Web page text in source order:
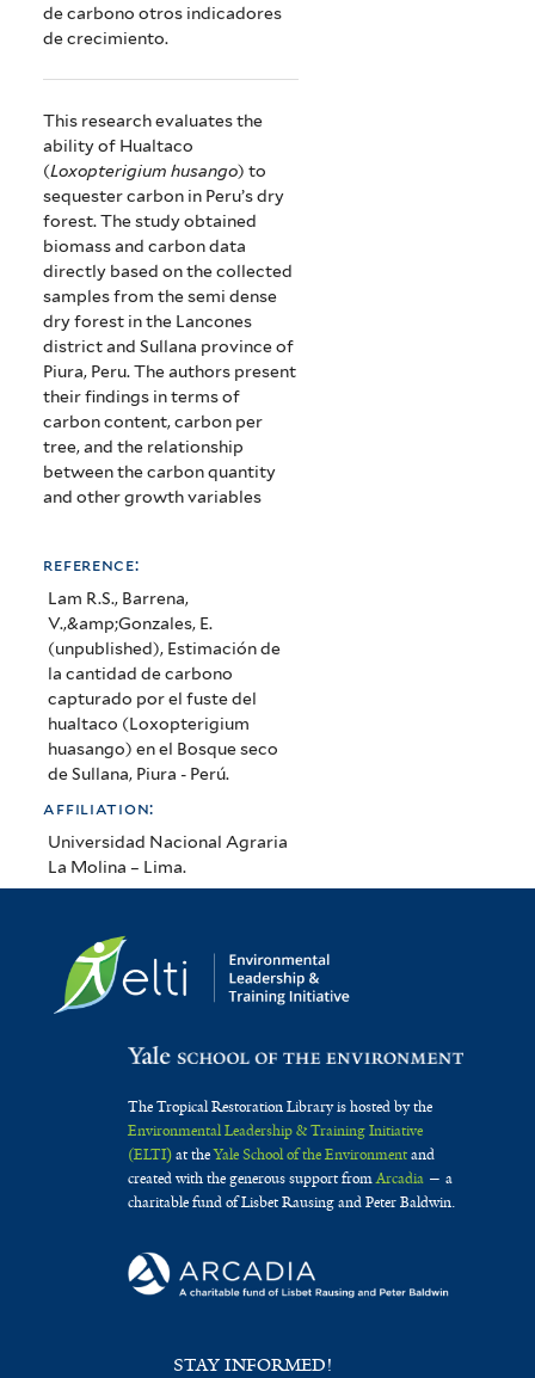
de carbono otros indicadores
de crecimiento.
This research evaluates the
ability of Hualtaco
(Loxopterigium husango) to
sequester carbon in Peru’s dry
forest. The study obtained
biomass and carbon data
directly based on the collected
samples from the semi dense
dry forest in the Lancones
district and Sullana province of
Piura, Peru. The authors present
their findings in terms of
carbon content, carbon per
tree, and the relationship
between the carbon quantity
and other growth variables
reference:
Lam R.S., Barrena,
V.,&amp;Gonzales, E.
(unpublished), Estimación de
la cantidad de carbono
capturado por el fuste del
hualtaco (Loxopterigium
huasango) en el Bosque seco
de Sullana, Piura - Perú.
affiliation:
Universidad Nacional Agraria
La Molina – Lima.
The Tropical Restoration Library is hosted by the
Environmental Leadership & Training Initiative
(ELTI)at theYale School of the Environmentand
created with the generous support fromArcadia— a
charitable fund of Lisbet Rausing and Peter Baldwin.
STAY INFORMED!